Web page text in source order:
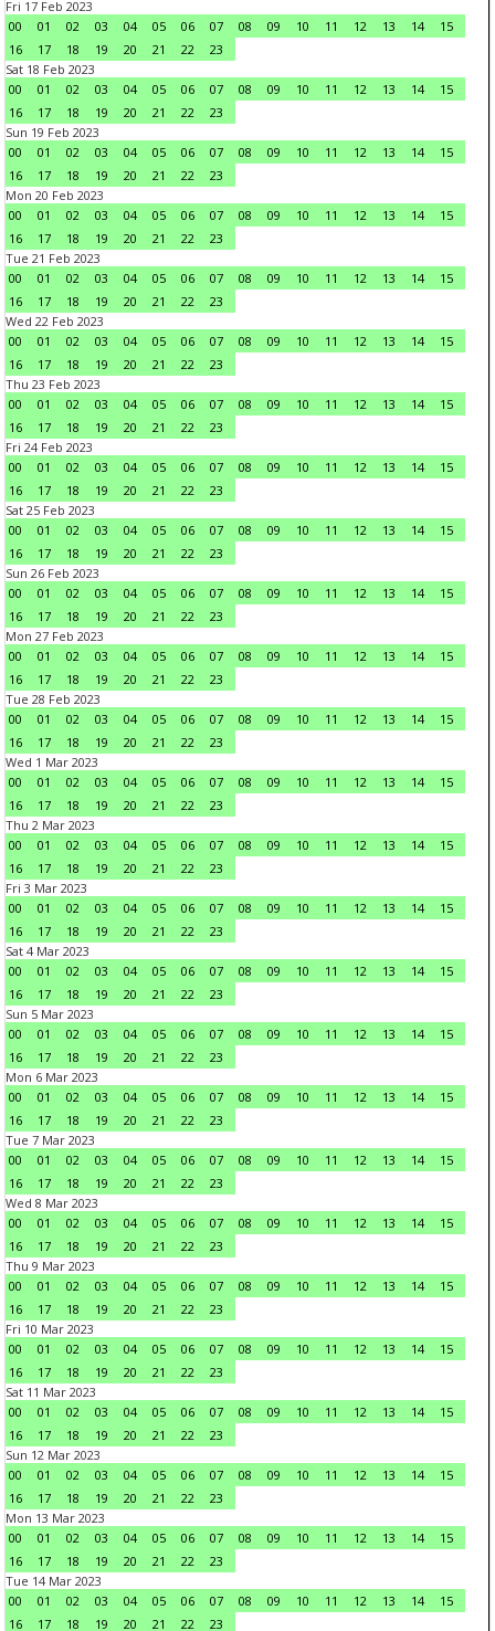
Fri 17 Feb 2023
00
01 02 03 04 05 06 07 08 09 10 11 12 13 14
15
16
17 18 19 20 21 22
23
Sat 18 Feb 2023
00
01 02 03 04 05 06 07 08 09 10 11 12 13 14
15
16
17 18 19 20 21 22
23
Sun 19 Feb 2023
00
01 02 03 04 05 06 07 08 09 10 11 12 13 14
15
16
17 18 19 20 21 22
23
Mon 20 Feb 2023
00
01 02 03 04 05 06 07 08 09 10 11 12 13 14
15
16
17 18 19 20 21 22
23
Tue 21 Feb 2023
00
01 02 03 04 05 06 07 08 09 10 11 12 13 14
15
16
17 18 19 20 21 22
23
Wed 22 Feb 2023
00
01 02 03 04 05 06 07 08 09 10 11 12 13 14
15
16
17 18 19 20 21 22
23
Thu 23 Feb 2023
00
01 02 03 04 05 06 07 08 09 10 11 12 13 14
15
16
17 18 19 20 21 22
23
Fri 24 Feb 2023
00
01 02 03 04 05 06 07 08 09 10 11 12 13 14
15
16
17 18 19 20 21 22
23
Sat 25 Feb 2023
00
01 02 03 04 05 06 07 08 09 10 11 12 13 14
15
16
17 18 19 20 21 22
23
Sun 26 Feb 2023
00
01 02 03 04 05 06 07 08 09 10 11 12 13 14
15
16
17 18 19 20 21 22
23
Mon 27 Feb 2023
00
01 02 03 04 05 06 07 08 09 10 11 12 13 14
15
16
17 18 19 20 21 22
23
Tue 28 Feb 2023
00
01 02 03 04 05 06 07 08 09 10 11 12 13 14
15
16
17 18 19 20 21 22
23
Wed 1 Mar 2023
00
01 02 03 04 05 06 07 08 09 10 11 12 13 14
15
16
17 18 19 20 21 22
23
Thu 2 Mar 2023
00
01 02 03 04 05 06 07 08 09 10 11 12 13 14
15
16
17 18 19 20 21 22
23
Fri 3 Mar 2023
00
01 02 03 04 05 06 07 08 09 10 11 12 13 14
15
16
17 18 19 20 21 22
23
Sat 4 Mar 2023
00
01 02 03 04 05 06 07 08 09 10 11 12 13 14
15
16
17 18 19 20 21 22
23
Sun 5 Mar 2023
00
01 02 03 04 05 06 07 08 09 10 11 12 13 14
15
16
17 18 19 20 21 22
23
Mon 6 Mar 2023
00
01 02 03 04 05 06 07 08 09 10 11 12 13 14
15
16
17 18 19 20 21 22
23
Tue 7 Mar 2023
00
01 02 03 04 05 06 07 08 09 10 11 12 13 14
15
16
17 18 19 20 21 22
23
Wed 8 Mar 2023
00
01 02 03 04 05 06 07 08 09 10 11 12 13 14
15
16
17 18 19 20 21 22
23
Thu 9 Mar 2023
00
01 02 03 04 05 06 07 08 09 10 11 12 13 14
15
16
17 18 19 20 21 22
23
Fri 10 Mar 2023
00
01 02 03 04 05 06 07 08 09 10 11 12 13 14
15
16
17 18 19 20 21 22
23
Sat 11 Mar 2023
00
01 02 03 04 05 06 07 08 09 10 11 12 13 14
15
16
17 18 19 20 21 22
23
Sun 12 Mar 2023
00
01 02 03 04 05 06 07 08 09 10 11 12 13 14
15
16
17 18 19 20 21 22
23
Mon 13 Mar 2023
00
01 02 03 04 05 06 07 08 09 10 11 12 13 14
15
16
17 18 19 20 21 22
23
Tue 14 Mar 2023
00
01 02 03 04 05 06 07 08 09 10 11 12 13 14
15
16
17 18 19 20 21 22 23